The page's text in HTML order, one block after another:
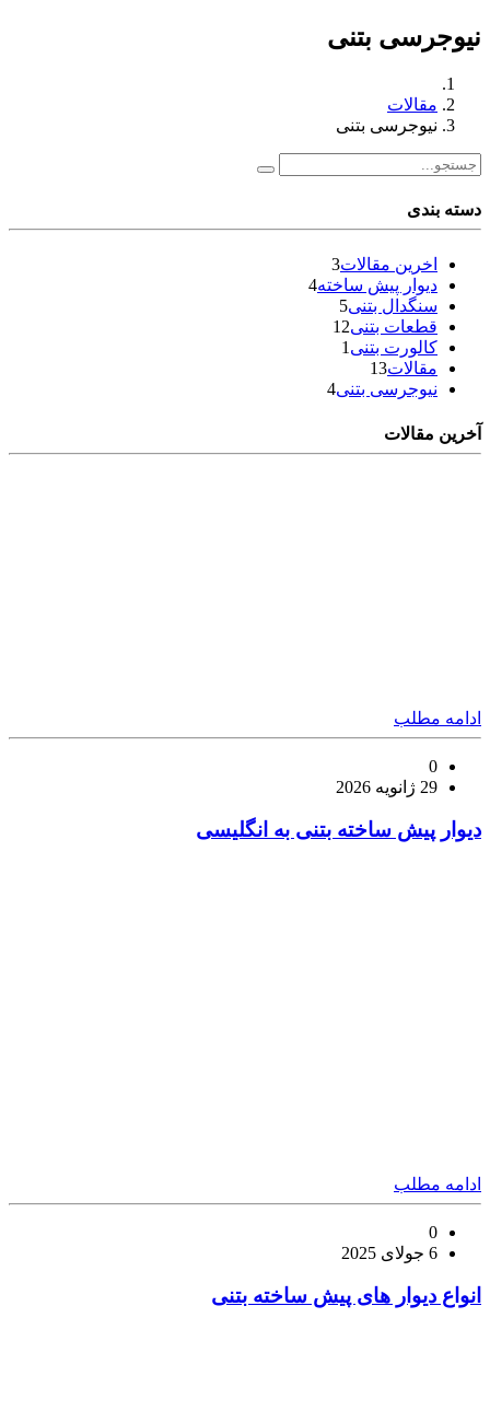
نیوجرسی بتنی
مقالات
نیوجرسی بتنی
دسته بندی
اخرین مقالات3
دیوار پیش ساخته4
سنگدال بتنی5
قطعات بتنی12
کالورت بتنی 1
مقالات13
نیوجرسی بتنی4
آخرین مقالات
ادامه مطلب
0
29 ژانویه 2026
دیوار پیش ساخته بتنی به انگلیسی
ادامه مطلب
0
6 جولای 2025
انواع دیوار های پیش ساخته بتنی